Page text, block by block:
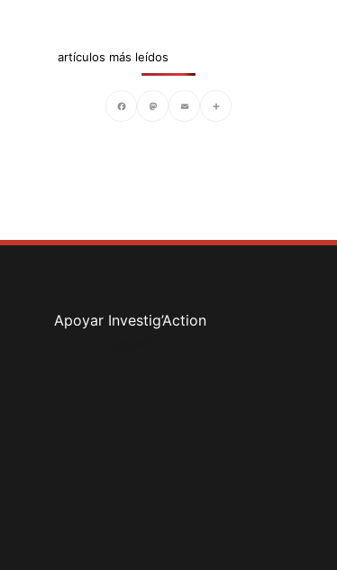
artículos más leídos
Apoyar Investig’Action